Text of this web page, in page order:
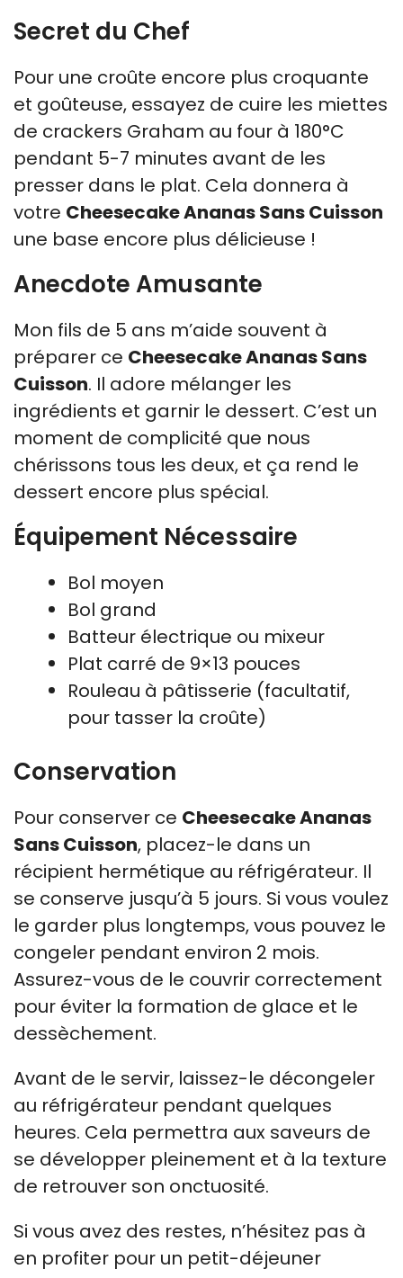
Secret du Chef
Pour une croûte encore plus croquante
et goûteuse, essayez de cuire les miettes
de crackers Graham au four à 180°C
pendant 5-7 minutes avant de les
presser dans le plat. Cela donnera à
votre Cheesecake Ananas Sans Cuisson
une base encore plus délicieuse !
Anecdote Amusante
Mon fils de 5 ans m’aide souvent à
préparer ce Cheesecake Ananas Sans
Cuisson. Il adore mélanger les
ingrédients et garnir le dessert. C’est un
moment de complicité que nous
chérissons tous les deux, et ça rend le
dessert encore plus spécial.
Équipement Nécessaire
Bol moyen
Bol grand
Batteur électrique ou mixeur
Plat carré de 9×13 pouces
Rouleau à pâtisserie (facultatif,
pour tasser la croûte)
Conservation
Pour conserver ce Cheesecake Ananas
Sans Cuisson, placez-le dans un
récipient hermétique au réfrigérateur. Il
se conserve jusqu’à 5 jours. Si vous voulez
le garder plus longtemps, vous pouvez le
congeler pendant environ 2 mois.
Assurez-vous de le couvrir correctement
pour éviter la formation de glace et le
dessèchement.
Avant de le servir, laissez-le décongeler
au réfrigérateur pendant quelques
heures. Cela permettra aux saveurs de
se développer pleinement et à la texture
de retrouver son onctuosité.
Si vous avez des restes, n’hésitez pas à
en profiter pour un petit-déjeuner